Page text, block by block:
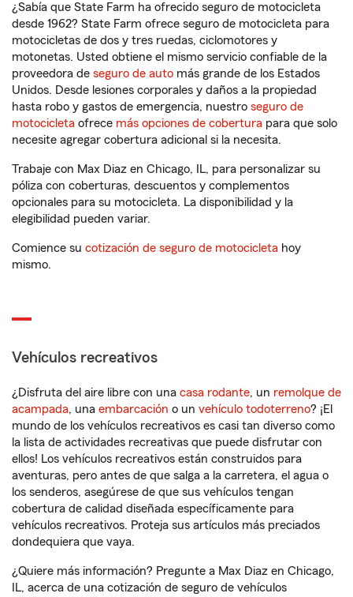
¿Sabía que State Farm ha ofrecido seguro de motocicleta
desde 1962? State Farm ofrece seguro de motocicleta para
motocicletas de dos y tres ruedas, ciclomotores y
motonetas. Usted obtiene el mismo servicio confiable de la
proveedora de seguro de auto más grande de los Estados
Unidos. Desde lesiones corporales y daños a la propiedad
hasta robo y gastos de emergencia, nuestro seguro de
motocicleta ofrece más opciones de cobertura para que solo
necesite agregar cobertura adicional si la necesita.
Trabaje con Max Diaz en Chicago, IL, para personalizar su
póliza con coberturas, descuentos y complementos
opcionales para su motocicleta. La disponibilidad y la
elegibilidad pueden variar.
Comience su cotización de seguro de motocicleta hoy
mismo.
Vehículos recreativos
¿Disfruta del aire libre con una casa rodante, un remolque de
acampada, una embarcación o un vehículo todoterreno? ¡El
mundo de los vehículos recreativos es casi tan diverso como
la lista de actividades recreativas que puede disfrutar con
ellos! Los vehículos recreativos están construidos para
aventuras, pero antes de que salga a la carretera, el agua o
los senderos, asegúrese de que sus vehículos tengan
cobertura de calidad diseñada específicamente para
vehículos recreativos. Proteja sus artículos más preciados
dondequiera que vaya.
¿Quiere más información? Pregunte a Max Diaz en Chicago,
IL, acerca de una cotización de seguro de vehículos